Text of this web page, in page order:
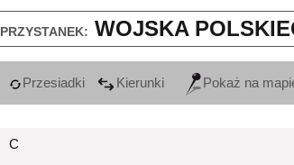
PRZYSTANEK: WOJSKA
Przesiadki Kierunki Pokaż na
C